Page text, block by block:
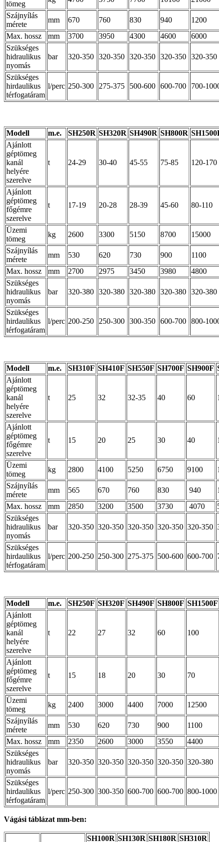
tömeg
Szájnyílás
mérete
mm 670 760 830 940
1200
Max. hossz
mm 3700 3950 4300 4600
6000
Szükséges
hidraulikus
nyomás
bar 320-350 320-350 320-350 320-350 320-350
Szükséges
hirdaulikus
térfogatáram
l/perc 250-300 275-375 500-600 600-700 700-
Modell m.e. SH250R SH320R SH490R SH800R
Ajánlott
géptömeg
kanál
helyére
szerelve
t 24-29 30-40 45-55 75-85 120-170
Ajánlott
géptömeg
főgémre
szerelve
t 17-19 20-28 28-39 45-60 80-110
Üzemi
tömeg
kg 2600 3300 5150 8700
15000
Szájnyílás
mérete
mm 530 620 730 900
1100
Max. hossz
mm 2700 2975 3450 3980
4800
Szükséges
hidraulikus
nyomás
bar 320-380 320-380 320-380 320-380 320-380
Szükséges
hirdaulikus
térfogatáram
l/perc 200-250 250-300 300-350 600-700 800-
Modell m.e. SH310F SH410F SH550F SH700F SH900F
Ajánlott
géptömeg
kanál
helyére
szerelve
t 25 32 32-35 40 60
Ajánlott
géptömeg
főgémre
szerelve
t 15 20 25 30 40
Üzemi
tömeg
kg 2800 4100 5250 6750 9100
Szájnyílás
mérete
mm 565 670 760 830 940
Max. hossz
mm 2850 3200 3500 3730 4070
Szükséges
hidraulikus
nyomás
bar 320-350 320-350 320-350 320-350 320-350
Szükséges
hirdaulikus
térfogatáram
l/perc 200-250 250-300 275-375 500-600 600-700
Modell m.e. SH250F SH320F SH490F SH800F SH1500F
Ajánlott
géptömeg
kanál
helyére
szerelve
t 22 27 32 60 100
Ajánlott
géptömeg
főgémre
szerelve
t 15 18 20 30 70
Üzemi
tömeg
kg 2400 3000 4400 7000
12500
Szájnyílás
mérete
mm 530 620 730 900
1100
Max. hossz
mm 2350 2600 3000 3550
4400
Szükséges
hidraulikus
nyomás
bar 320-350 320-350 320-350 320-350 320-380
Szükséges
hirdaulikus
térfogatáram
l/perc 250-300 300-350 600-700 600-700 800-1000
Vágási táblázat mm-ben:
SH100R SH130R SH180R SH310R